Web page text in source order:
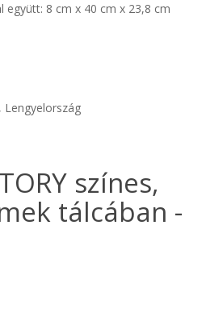
együtt: 8 cm x 40 cm x 23,8 cm
Lengyelország
színes,
tálcában -